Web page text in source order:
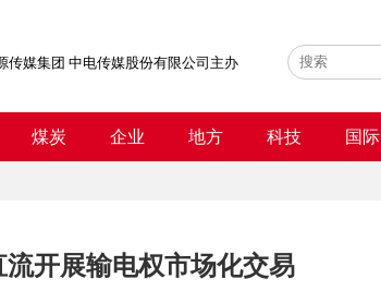
传媒集团 中电传媒股份有限公司主办
煤炭 企业 地方 科技 国际
开展输电权市场化交易